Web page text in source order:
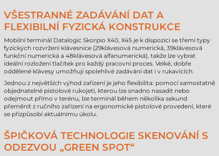
VŠESTRANNÉ ZADÁVÁNÍ DAT A
FLEXIBILNÍ FYZICKÁ KONSTRUKCE
Mobilní terminál Datalogic Skorpio X40, X45 je k dispozici se třemi typy
fyzických rozvržení klávesnice (29klávesová numerická, 39klávesová
funkční numerická a 48klávesová alfanumerická), takže lze vybrat
ideální rozložení tlačítek pro každý pracovní proces. Velké, dobře
oddělené klávesy umožňují spolehlivé zadávání dat i v rukavicích.
Jednou z největších výhod zařízení je jeho flexibilita: pomocí samostatně
objednatelné pistolové rukojeti, kterou lze snadno nasadit nebo
odejmout přímo v terénu, lze terminál během několika sekund
přeměnit z ručního zařízení na ergonomické pistolové provedení, které
se přizpůsobí aktuálnímu úkolu.
ŠPIČKOVÁ TECHNOLOGIE SKENOVÁNÍ S
ODEZVOU „GREEN SPOT“